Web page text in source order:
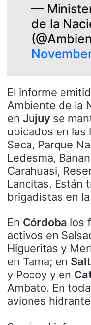
—
de la
El informe
Ambiente de la
en Jujuy se
ubicados en las
Seca, Parque
Ledesma,
Carahuasi,
Lancitas. Están
brigadistas en
En Córdoba los
activos en
Higueritas y
en Tama; en
y Pocoy y en
Ambato. En
aviones